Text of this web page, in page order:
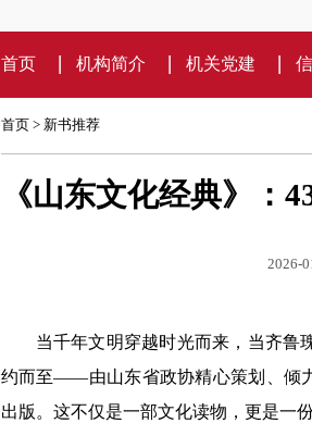
首页 机构简介 机关党建
首页> 新书推荐
《山东文化经典》：
2026-
当千年文明穿越时光而来，当齐鲁
约而至——由山东省政协精心策划、倾
出版。这不仅是一部文化读物，更是一